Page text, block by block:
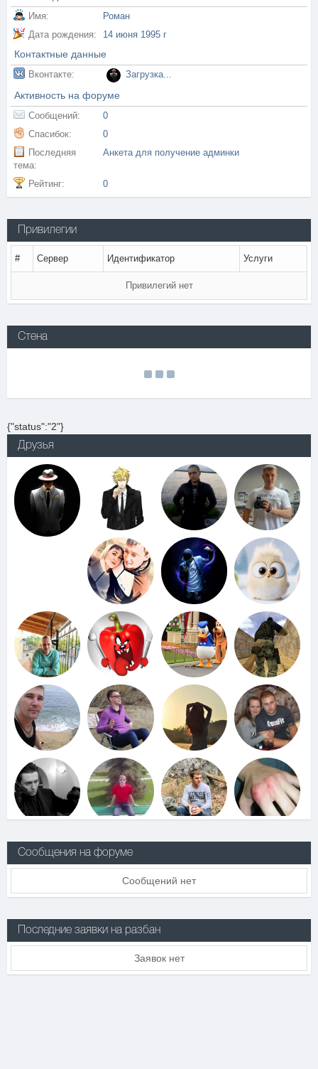
Имя:
Роман
Дата рождения:
14 июня 1995 г
Контактные данные
Вконтакте: Загрузка...
Активность на форуме
Сообщений:
0
Спасибок:
0
Последняя
тема:
Анкета для получение админки
Рейтинг: 0
Привилегии
# Сервер Идентификатор Услуги
Привилегий нет
Стена
{"status":"2"}
Друзья
Сообщения на форуме
Сообщений нет
Последние заявки на разбан
Заявок нет